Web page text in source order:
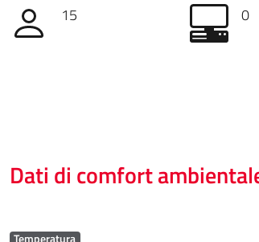
15 0
Dati di comfort